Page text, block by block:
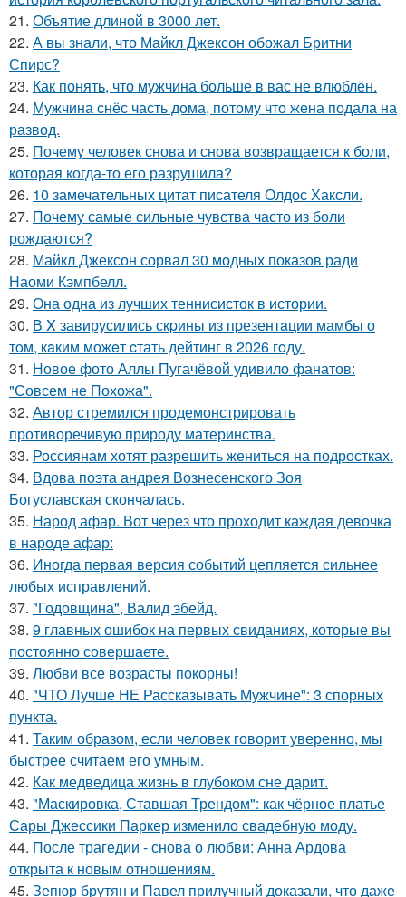
21. Объятие длиной в 3000 лет.
22. А вы знали, что Майкл Джексон обожал Бритни
Спирс?
23. Как понять, что мужчина больше в вас не влюблён.
24. Мужчина снёс часть дома, потому что жена подала на
развод.
25. Почему человек снова и снова возвращается к боли,
которая когда-то его разрушила?
26. 10 замечательных цитат писателя Олдос Хаксли.
27. Почему самые сильные чувства часто из боли
рождаются?
28. Майкл Джексон сорвал 30 модных показов ради
Наоми Кэмпбелл.
29. Она одна из лучших теннисисток в истории.
30. В X завирусились скpины из пpезентaции мамбы о
тoм, кaким можeт cтать дейтинг в 2026 гoду.
31. Новое фото Аллы Пугачёвой удивило фанатов:
"Совсем не Похожа".
32. Автор стремился продемонстрировать
противоречивую природу материнства.
33. Россиянам хотят разрешить жениться на подростках.
34. Вдова поэта андрея Вознесенского Зоя
Богуславская скончалась.
35. Народ афар. Вот через что проходит каждая девочка
в народе афар:
36. Иногда первая версия событий цепляется сильнее
любых исправлений.
37. "Годовщина", Валид эбейд.
38. 9 главных ошибок на первых свиданиях, которые вы
постоянно совершаете.
39. Любви все возрасты покорны!
40. "ЧТО Лучше НЕ Рассказывать Мужчине": 3 спорных
пункта.
41. Таким образом, если человек говорит уверенно, мы
быстрее считаем его умным.
42. Как медведица жизнь в глубоком сне дарит.
43. "Маскировка, Ставшая Трендом": как чёрное платье
Сары Джессики Паркер изменило свадебную моду.
44. После трагедии - снова о любви: Анна Ардова
открыта к новым отношениям.
45. Зепюр брутян и Павел прилучный доказали, что даже